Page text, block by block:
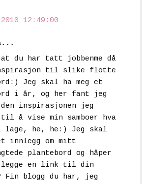
12:49:00
du har tatt jobbenme då
til slike flotte
Jeg skal ha meg et
i år, og her fant jeg
inspirasjonen jeg
å vise min samboer hva
lage, he, he:) Jeg skal
innlegg om mitt
plantebord og håper
legge en link til din
Fin blogg du har, jeg